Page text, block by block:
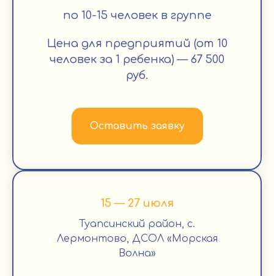
по 10-15 человек в группе
Цена для предприятий (от 10
человек за 1 ребенка) — 67 500
руб.
Оставить заявку
15 — 27 июля
Туапсинский район, с.
Лермонтово, ДСОЛ «Морская
Волна»